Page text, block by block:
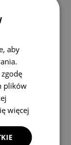
do tego,
domu. Jeżeli
będzie
na
jest w
aby
plików
więcej